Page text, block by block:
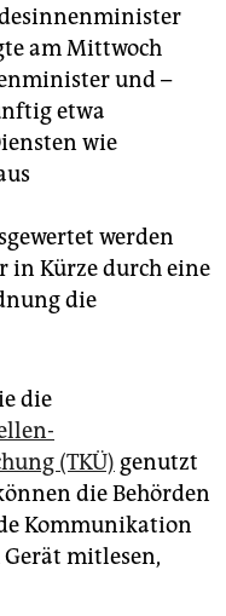
am Mittwoch
und –
etwa
wie
werden
in Kürze durch eine
die
die
(TKÜ) genutzt
die Behörden
Kommunikation
mitlesen,